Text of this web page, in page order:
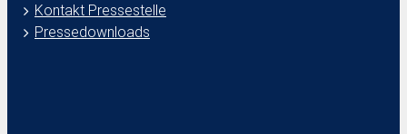
Kontakt Pressestelle
Pressedownloads